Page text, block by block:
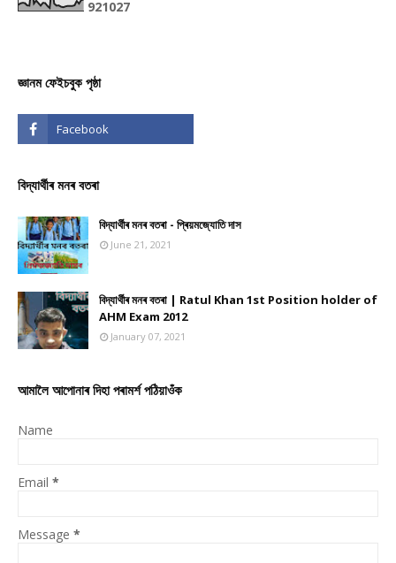
921027
জ্ঞানম ফেইচবুক পৃষ্ঠা
বিদ্যাৰ্থীৰ মনৰ বতৰা
বিদ্যাৰ্থীৰ মনৰ বতৰা - প্ৰিয়মজ্যোতি দাস
June 21, 2021
বিদ্যাৰ্থীৰ মনৰ বতৰা | Ratul Khan 1st Position holder of
AHM Exam 2012
January 07, 2021
আমালৈ আপোনাৰ দিহা পৰামৰ্শ পঠিয়াওঁক
Name
Email *
Message *